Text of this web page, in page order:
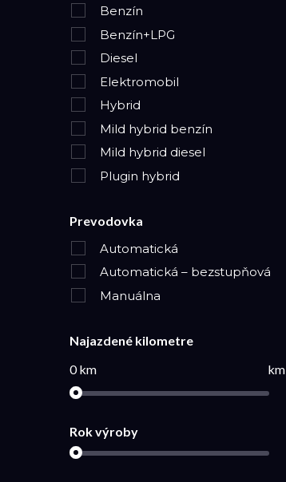
Benzín
Benzín+LPG
Diesel
Elektromobil
Hybrid
Mild hybrid benzín
Mild hybrid diesel
Plugin hybrid
Prevodovka
Automatická
Automatická – bezstupňová
Manuálna
Najazdené kilometre
0 km
km
Rok výroby